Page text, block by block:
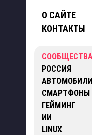
О САЙТЕ
КОНТАКТЫ
РОССИЯ
АВТОМОБИЛИ
СМАРТФОНЫ
ГЕЙМИНГ
ИИ
LINUX